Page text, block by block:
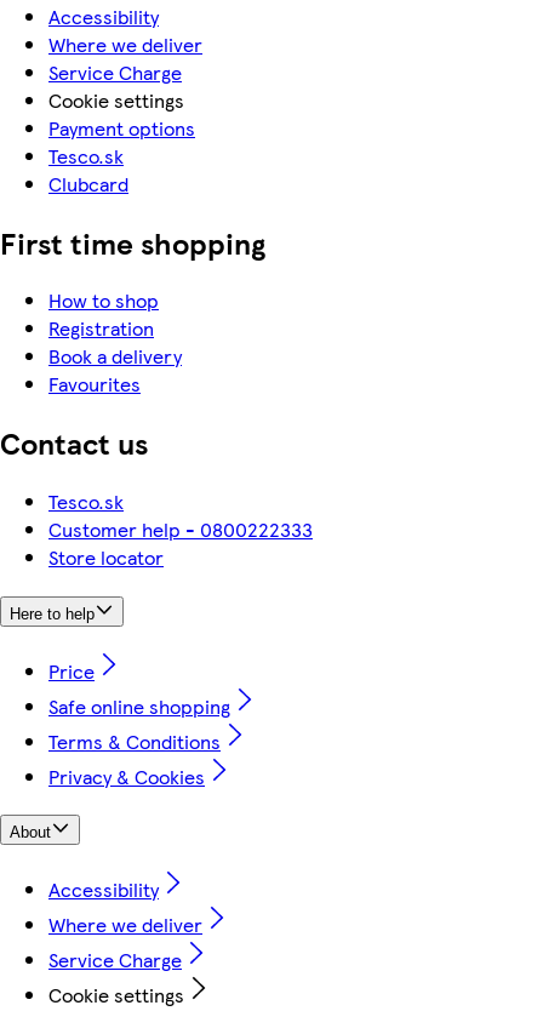
Accessibility
Where we deliver
Service Charge
Cookie settings
Payment options
Tesco.sk
Clubcard
First time shopping
How to shop
Registration
Book a delivery
Favourites
Contact us
Tesco.sk
Customer help - 0800222333
Store locator
Here to help
Price
Safe online shopping
Terms & Conditions
Privacy & Cookies
About
Accessibility
Where we deliver
Service Charge
Cookie settings